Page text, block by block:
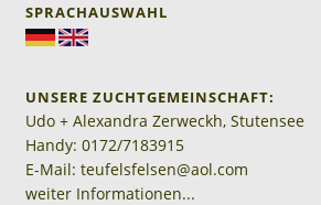
SPRACHAUSWAHL
UNSERE ZUCHTGEMEINSCHAFT:
Udo + Alexandra Zerweckh, Stutensee
Handy: 0172/7183915
E-Mail: teufelsfelsen@aol.com
weiter Informationen...